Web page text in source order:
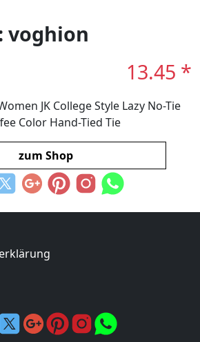
voghion
13.45 *
JK College Style Lazy No-Tie
Color Hand-Tied Tie
zum Shop